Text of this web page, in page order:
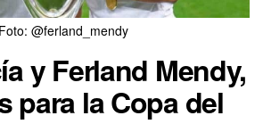
Foto: @ferland_mendy
y Ferland Mendy,
para la Copa del